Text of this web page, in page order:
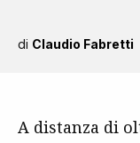
di Claudio Fabretti
A distanza di